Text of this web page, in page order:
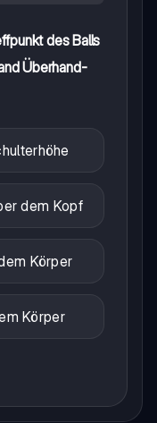
des Balls
Überhand-
dem Kopf
Körper
Körper